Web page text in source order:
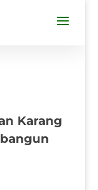
Karang